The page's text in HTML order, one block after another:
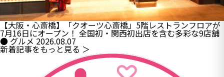
【大阪・心斎橋】「クオーツ心斎橋」5階レストランフロアが
7月16日にオープン！ 全国初・関西初出店を含む多彩な9店舗
● グルメ 2026.08.07
新着記事をもっと見る ＞